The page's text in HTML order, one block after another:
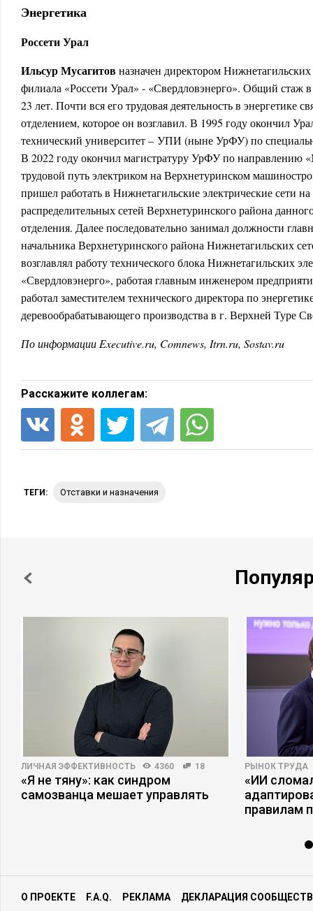
Энергетика
Россети Урал
Ильсур Мусагитовназначен директором Нижнетагильских
филиала «Россети Урал» - «Свердловэнерго». Общий стаж в
23 лет. Почти вся его трудовая деятельность в энергетике
отделением, которое он возглавил. В 1995 году окончил
технический университет – УПИ (ныне УрФУ) по
В 2022 году окончил магистратуру УрФУ по направлению
трудовой путь электриком на Верхнетуринском
пришел работать в Нижнетагильские электрические сети
распределительных сетей Верхнетуринского района
отделения. Далее последовательно занимал должности
начальника Верхнетуринского района Нижнетагильских
возглавлял работу технического блока Нижнетагильских
«Свердловэнерго», работая главным инженером
работал заместителем технического директора по
деревообрабатывающего производства в г. Верхней Туре
По информации Executive.ru, Comnews, Itrn.ru, Sostav.ru
Расскажите коллегам:
ТЕГИ: отставки и назначения
ЛИЧНАЯ ЭФФЕКТИВНОСТЬ 4360 18
«Я не тяну»: как синдром
самозванца мешает управлять
РЫНОК ТРУДА
«ИИ
правилам
О ПРОЕКТЕ F.A.Q. РЕКЛАМА ДЕКЛАРАЦИЯ